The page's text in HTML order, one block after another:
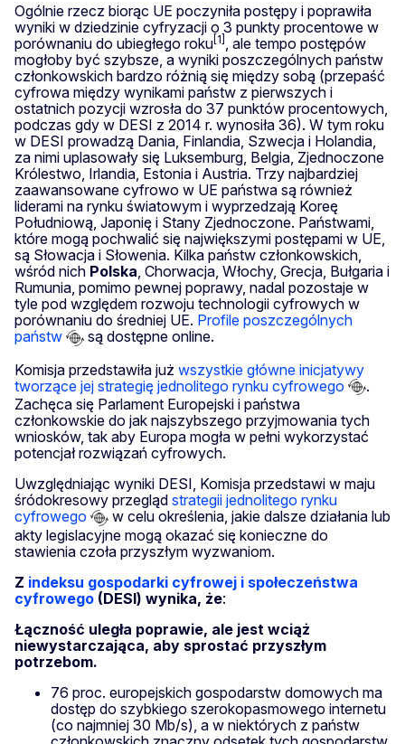
Ogólnie rzecz biorąc UE poczyniła postępy i poprawiła
wyniki w dziedzinie cyfryzacji o 3 punkty procentowe w
porównaniu do ubiegłego roku [1]
, ale tempo postępów
mogłoby być szybsze, a wyniki poszczególnych państw
członkowskich bardzo różnią się między sobą (przepaść
cyfrowa między wynikami państw z pierwszych i
ostatnich pozycji wzrosła do 37 punktów procentowych,
podczas gdy w DESI z 2014 r. wynosiła 36). W tym roku
w DESI prowadzą Dania, Finlandia, Szwecja i Holandia,
za nimi uplasowały się Luksemburg, Belgia, Zjednoczone
Królestwo, Irlandia, Estonia i Austria. Trzy najbardziej
zaawansowane cyfrowo w UE państwa są również
liderami na rynku światowym i wyprzedzają Koreę
Południową, Japonię i Stany Zjednoczone. Państwami,
które mogą pochwalić się największymi postępami w UE,
są Słowacja i Słowenia. Kilka państw członkowskich,
wśród nich Polska , Chorwacja, Włochy, Grecja, Bułgaria i
Rumunia, pomimo pewnej poprawy, nadal pozostaje w
tyle pod względem rozwoju technologii cyfrowych w
porównaniu do średniej UE. Profile poszczególnych
państw
są dostępne online.
Komisja przedstawiła już wszystkie główne inicjatywy
tworzące jej strategię jednolitego rynku cyfrowego
.
Zachęca się Parlament Europejski i państwa
członkowskie do jak najszybszego przyjmowania tych
wniosków, tak aby Europa mogła w pełni wykorzystać
potencjał rozwiązań cyfrowych.
Uwzględniając wyniki DESI, Komisja przedstawi w maju
śródokresowy przegląd strategii jednolitego rynku
cyfrowego
w celu określenia, jakie dalsze działania lub
akty legislacyjne mogą okazać się konieczne do
stawienia czoła przyszłym wyzwaniom.
Z indeksu gospodarki cyfrowej i społeczeństwa
cyfrowego (DESI) wynika, że:
Łączność uległa poprawie, ale jest wciąż
niewystarczająca, aby sprostać przyszłym
potrzebom.
76 proc. europejskich gospodarstw domowych ma
dostęp do szybkiego szerokopasmowego internetu
(co najmniej 30 Mb/s), a w niektórych z państw